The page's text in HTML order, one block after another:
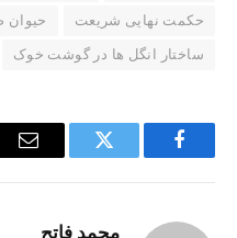
حکمت نهایی شریعت
حیوان
ساختار انگل ها در گوشت خوک
Facebook
Twitter
محمد فاتح